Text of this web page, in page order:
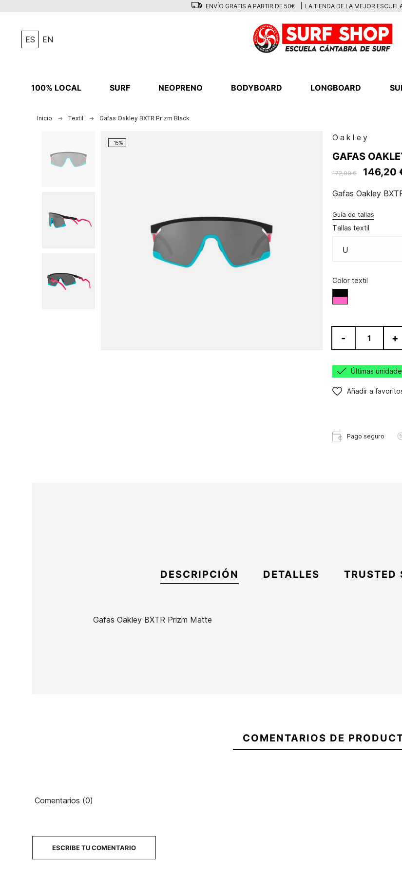
ENVÍO GRATIS A PARTIR DE 50€ LA TIENDA DE LA MEJOR
ES EN
100% LOCAL SURF NEOPRENO BODYBOARD LONGBOARD
Inicio Textil Gafas Oakley BXTR Prizm Black
-15%
Oakley
GAFAS
172,00 € 146,20
Gafas Oakley
Guía de tallas
Tallas textil
Color textil
Negro/Rosa
- +
Últimas
Añadir a
Pago seguro
DESCRIPCIÓN DETALLES TRUSTED
Gafas Oakley BXTR Prizm Matte
COMENTARIOS DE
Comentarios (0)
ESCRIBE TU COMENTARIO